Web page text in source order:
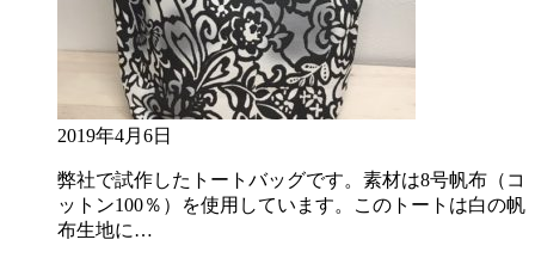
2019年4月6日
弊社で試作したトートバッグです。素材は8号帆布（コ
ットン100％）を使用しています。このトートは白の帆
布生地に…